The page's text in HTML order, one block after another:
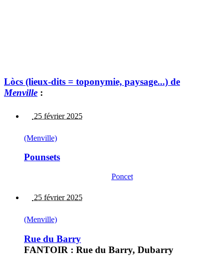
Lòcs (lieux-dits = toponymie, paysage...) de
Menville :
25 février 2025
(Menville)
Pounsets
Poncet
25 février 2025
(Menville)
Rue du Barry
FANTOIR : Rue du Barry, Dubarry